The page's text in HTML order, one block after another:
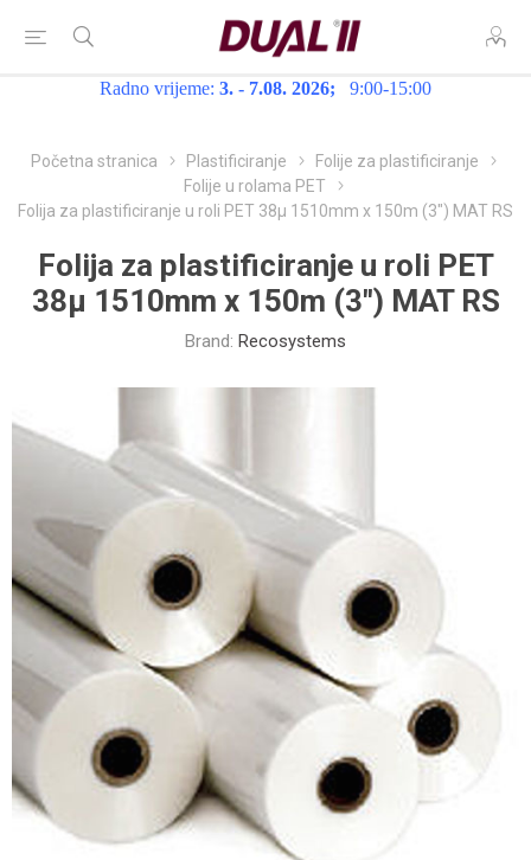
Radno vrijeme: 3. - 7.08. 2026; 9:00-15:00
Početna stranica Plastificiranje
Folije za plastificiranje
Folije u rolama PET
Folija za plastificiranje u roli PET 38µ 1510mm x 150m (3") MAT RS
Folija za plastificiranje u roli PET
38µ 1510mm x 150m (3") MAT RS
Brand: Recosystems